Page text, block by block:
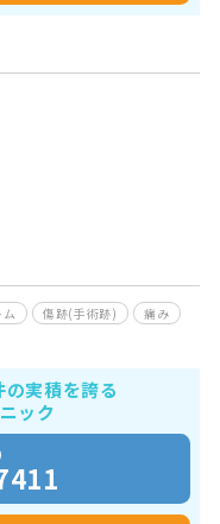
傷跡(手術跡) 痛み
実積を誇る
ック